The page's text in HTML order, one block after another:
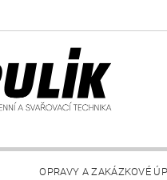
OPRAVY A ZAKÁZKOVÉ